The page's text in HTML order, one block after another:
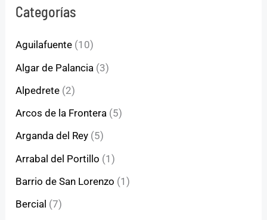
Categorías
Aguilafuente (10)
Algar de Palancia (3)
Alpedrete (2)
Arcos de la Frontera (5)
Arganda del Rey (5)
Arrabal del Portillo (1)
Barrio de San Lorenzo (1)
Bercial (7)